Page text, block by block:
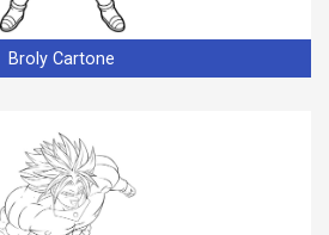
Broly Cartone